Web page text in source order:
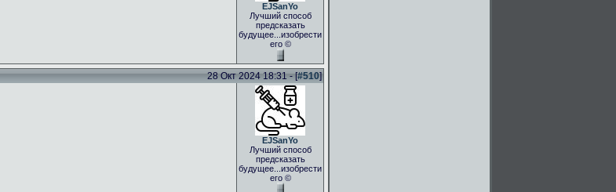
EJSanYo
Лучший способ
предсказать
будущее...изобрести
его ©
28 Окт 2024 18:31 - [#510]
EJSanYo
Лучший способ
предсказать
будущее...изобрести
его ©